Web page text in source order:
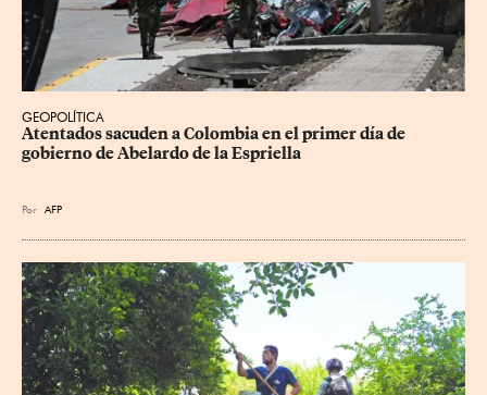
GEOPOLÍTICA
Atentados sacuden a Colombia en el primer día de
gobierno de Abelardo de la Espriella
Por AFP